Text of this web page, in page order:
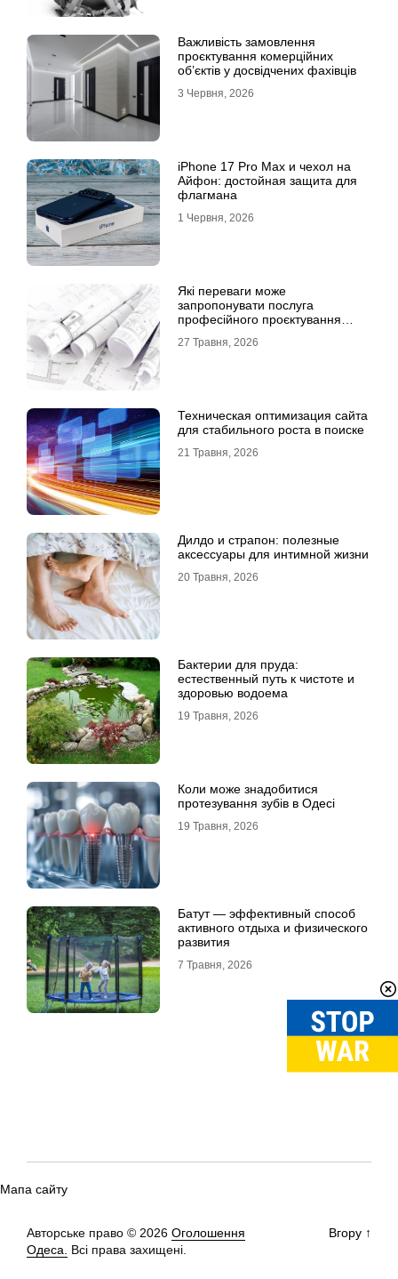
Важливість замовлення
проєктування комерційних
об’єктів у досвідчених фахівців
3 Червня, 2026
iPhone 17 Pro Max и чехол на
Айфон: достойная защита для
флагмана
1 Червня, 2026
Які переваги може
запропонувати послуга
професійного проєктування
27 Травня, 2026
Техническая оптимизация сайта
для стабильного роста в поиске
21 Травня, 2026
Дилдо и страпон: полезные
аксессуары для интимной жизни
20 Травня, 2026
Бактерии для пруда:
естественный путь к чистоте и
здоровью водоема
19 Травня, 2026
Коли може знадобитися
протезування зубів в Одесі
19 Травня, 2026
Батут — эффективный способ
активного отдыха и физического
развития
7 Травня, 2026
Мапа сайту
Авторське право © 2026 Оголошення
Одеса.
Всі права захищені.
Вгору ↑